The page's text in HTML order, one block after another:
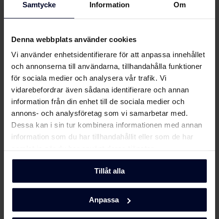
Samtycke Information Om
Denna webbplats använder cookies
Vi använder enhetsidentifierare för att anpassa innehållet
och annonserna till användarna, tillhandahålla funktioner
för sociala medier och analysera vår trafik. Vi
vidarebefordrar även sådana identifierare och annan
information från din enhet till de sociala medier och
annons- och analysföretag som vi samarbetar med.
Dessa kan i sin tur kombinera informationen med annan
information som du har tillhandahållit eller som de har
Tillåt alla
Anpassa
Filerladda ner
Energimärkning
Energimärkning Ladda ner
Användarhandbok
Användarmanual
(DK,EN,FI,NO,SV)
Produktbild KF 411864 N X
Visa mer